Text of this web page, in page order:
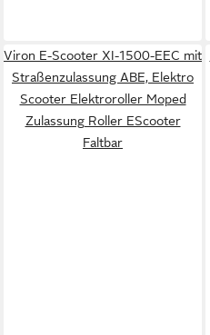
Viron E-Scooter XI-1500-EEC mit
Straßenzulassung ABE, Elektro
Scooter Elektroroller Moped
Zulassung Roller EScooter
Faltbar